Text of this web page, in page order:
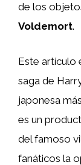
de los
Voldemort.
Este artículo
saga de
japonesa
es un
del famoso
fanáticos la